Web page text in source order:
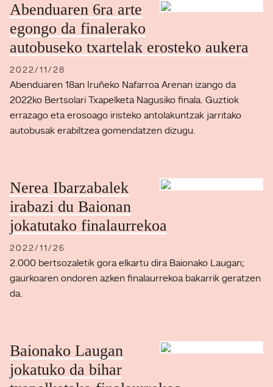
Abenduaren 6ra arte
egongo da finalerako
autobuseko txartelak erosteko aukera
2022/11/28
Abenduaren 18an Iruñeko Nafarroa Arenan izango da
2022ko Bertsolari Txapelketa Nagusiko finala. Guztiok
errazago eta erosoago iristeko antolakuntzak jarritako
autobusak erabiltzea gomendatzen dizugu.
Nerea Ibarzabalek
irabazi du Baionan
jokatutako finalaurrekoa
2022/11/26
2.000 bertsozaletik gora elkartu dira Baionako Laugan;
gaurkoaren ondoren azken finalaurrekoa bakarrik geratzen
da.
Baionako Laugan
jokatuko da bihar